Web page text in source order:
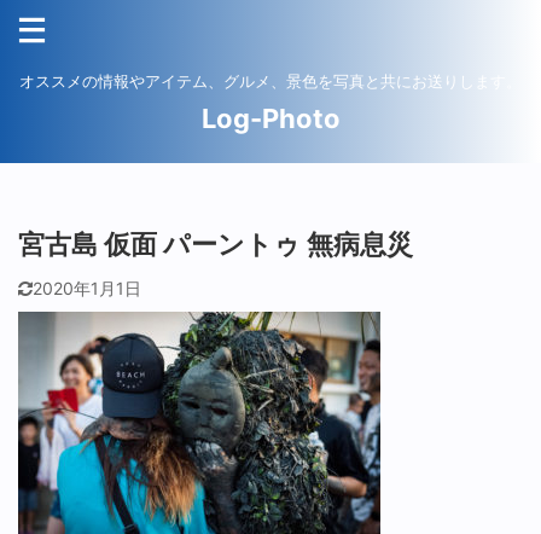
オススメの情報やアイテム、グルメ、景色を写真と共にお送りします。
Log-Photo
宮古島 仮面 パーントゥ 無病息災
2020年1月1日